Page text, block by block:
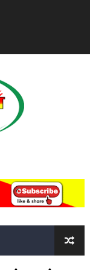
வீடியோக்களால்
“கோவிஷீல்டு”
உண்மையை
நட்டஈடு